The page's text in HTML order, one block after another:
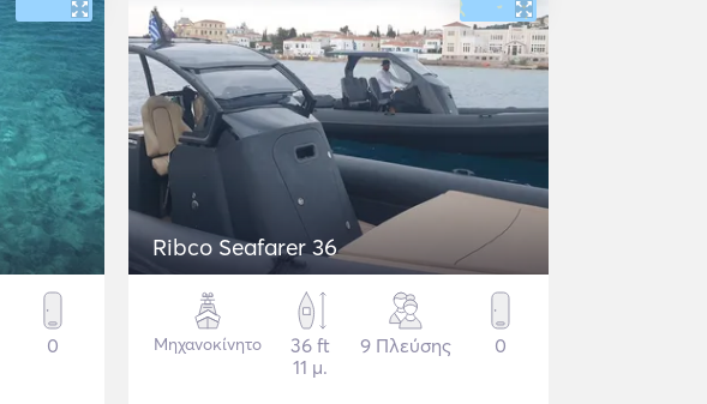
0
Ribco Seafarer 36
Μηχανοκίνητο
36 ft
11 μ.
9 Πλεύσης 0